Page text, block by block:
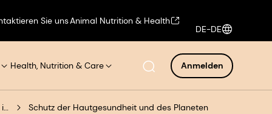
Sie unsAnimal Nutrition & Health
DE-DE
Health, Nutrition & Care Anmelden
Schützen, was wichtig ist Schutz der Hautgesundheit und des Planeten